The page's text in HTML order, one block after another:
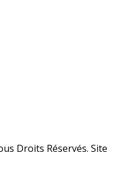
Droits Réservés. Site